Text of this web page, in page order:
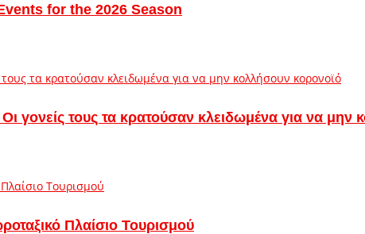
for the 2026 Season
Οι γονείς τους τα κρατούσαν κλειδωμένα για να μην
Πλαίσιο Τουρισμού